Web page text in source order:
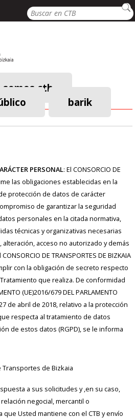
Buscar
somos ctb
barik
PERSONAL: El CONSORCIO DE
las obligaciones establecidas en la
protección de datos de carácter
de garantizar la seguridad
personales en la citada normativa,
técnicas y organizativas necesarias
acceso no autorizado y demás
DE TRANSPORTES DE BIZKAIA
con la obligación de secreto respecto
que realiza. De conformidad
(UE)2016/679 DEL PARLAMENTO
27 de abril de 2018, relativo a la protección
respecta al tratamiento de datos
de estos datos (RGPD), se le informa
Transportes de Bizkaia
a sus solicitudes y ,en su caso,
negocial, mercantil o
que Usted mantiene con el CTB y envío